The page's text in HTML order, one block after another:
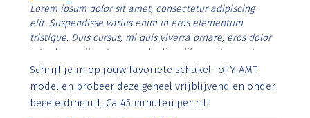
Lorem ipsum dolor sit amet, consectetur adipiscing
elit. Suspendisse varius enim in eros elementum
tristique. Duis cursus, mi quis viverra ornare, eros dolor
interdum nulla, ut commodo diam libero vitae erat.
Aenean faucibus nibh et justo cursus id rutrum lorem
imperdiet. Nunc ut sem vitae risus tristique posuere.
Schrijf je in op jouw favoriete schakel- of Y-AMT
model en probeer deze geheel vrijblijvend en onder
begeleiding uit. Ca 45 minuten per rit!